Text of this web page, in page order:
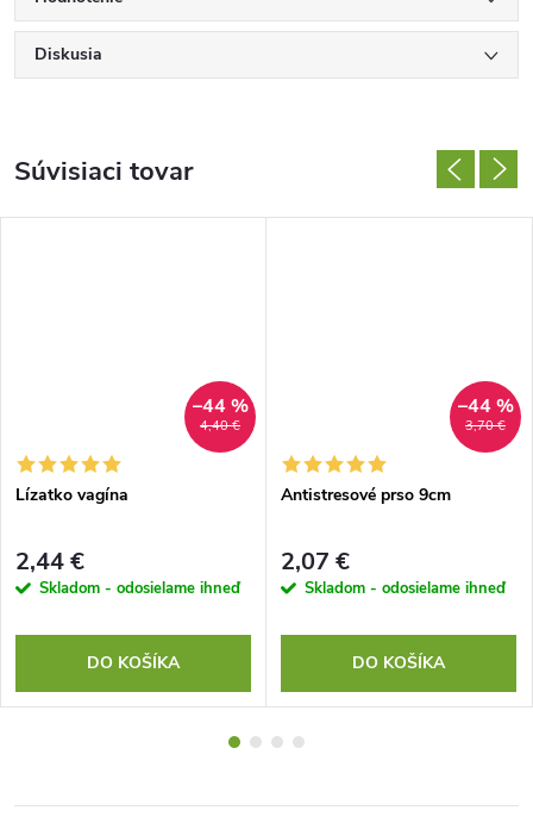
Diskusia
Súvisiaci tovar
4,40 €
–44 %
Lízatko vagína
2,44 €
Skladom - odosielame ihneď
DO KOŠÍKA
3,70 €
–44 %
Antistresové prso 9cm
2,07 €
Skladom - odosielame ihneď
DO KOŠÍKA